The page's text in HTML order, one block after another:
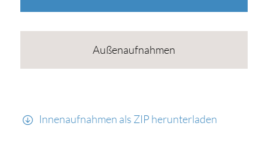
Außenaufnahmen
Innenaufnahmen als ZIP herunterladen